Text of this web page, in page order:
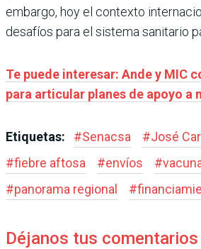
embargo, hoy el contexto
desafíos para el sistema sanitario
Te puede interesar: Ande y MIC
para articular planes de apoyo a
Etiquetas: #Senacsa #José
#fiebre aftosa #envíos #
#panorama regional #
Déjanos tus comentarios